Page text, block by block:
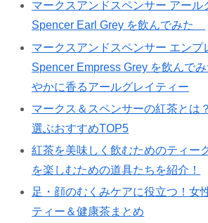
マークスアンドスペンサー アー
Spencer Earl Grey を飲んでみた
マークスアンドスペンサー エンプ
Spencer Empress Grey を飲んで
やかに香るアールグレイティー
マークス＆スペンサーの紅茶とは
選ぶおすすめTOP5
紅茶を美味しく飲むためのティー
を楽しむための道具たちを紹介！
足・顔のむくみケアに役立つ！女
ティー＆健康茶まとめ